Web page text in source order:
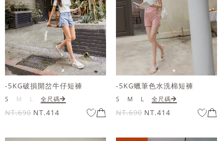
-5KG破損開岔牛仔短褲
S M L 全尺碼
NT.690 NT.414
-5KG蠟筆色水洗棉短褲
S M L 全尺碼
NT.690 NT.414